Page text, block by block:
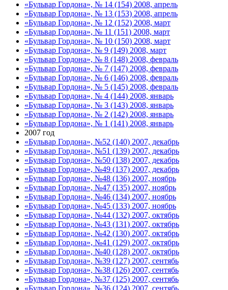
«Бульвар Гордона», № 14 (154) 2008, апрель
«Бульвар Гордона», № 13 (153) 2008, апрель
«Бульвар Гордона», № 12 (152) 2008, март
«Бульвар Гордона», № 11 (151) 2008, март
«Бульвар Гордона», № 10 (150) 2008, март
«Бульвар Гордона», № 9 (149) 2008, март
«Бульвар Гордона», № 8 (148) 2008, февраль
«Бульвар Гордона», № 7 (147) 2008, февраль
«Бульвар Гордона», № 6 (146) 2008, февраль
«Бульвар Гордона», № 5 (145) 2008, февраль
«Бульвар Гордона», № 4 (144) 2008, январь
«Бульвар Гордона», № 3 (143) 2008, январь
«Бульвар Гордона», № 2 (142) 2008, январь
«Бульвар Гордона», № 1 (141) 2008, январь
2007 год
«Бульвар Гордона», №52 (140) 2007, декабрь
«Бульвар Гордона», №51 (139) 2007, декабрь
«Бульвар Гордона», №50 (138) 2007, декабрь
«Бульвар Гордона», №49 (137) 2007, декабрь
«Бульвар Гордона», №48 (136) 2007, ноябрь
«Бульвар Гордона», №47 (135) 2007, ноябрь
«Бульвар Гордона», №46 (134) 2007, ноябрь
«Бульвар Гордона», №45 (133) 2007, ноябрь
«Бульвар Гордона», №44 (132) 2007, октябрь
«Бульвар Гордона», №43 (131) 2007, октябрь
«Бульвар Гордона», №42 (130) 2007, октябрь
«Бульвар Гордона», №41 (129) 2007, октябрь
«Бульвар Гордона», №40 (128) 2007, октябрь
«Бульвар Гордона», №39 (127) 2007, сентябь
«Бульвар Гордона», №38 (126) 2007, сентябь
«Бульвар Гордона», №37 (125) 2007, сентябь
«Бульвар Гордона», №36 (124) 2007, сентябь